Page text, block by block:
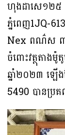
ហុងដាសេ១២៥
ភ្នំពេញ1JQ-
Nex ពណ៌ស ពា
ចំពោះវត្ថុតា
ឆ្នាំ២០២៣ ឡើ
5490 បានប្រ